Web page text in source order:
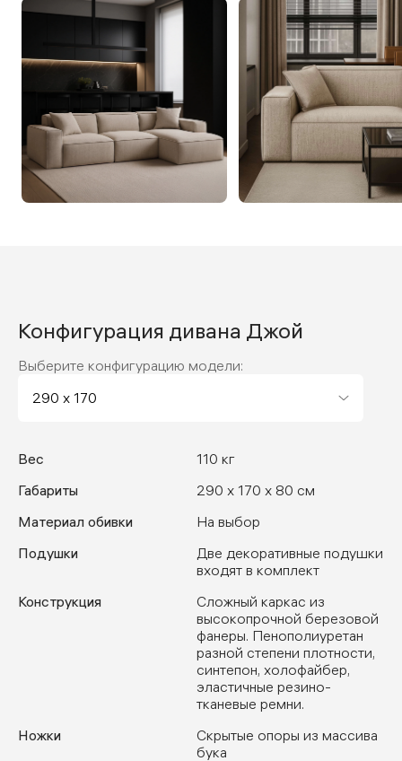
Конфигурация дивана Джой
Выберите конфигурацию модели:
Вес
110 кг
Габариты
290 x 170 x 80 см
Материал обивки
На выбор
Подушки
Две декоративные подушки
входят в комплект
Конструкция
Сложный каркас из
высокопрочной березовой
фанеры. Пенополиуретан
разной степени плотности,
синтепон, холофайбер,
эластичные резино-
тканевые ремни.
Ножки
Скрытые опоры из массива
бука